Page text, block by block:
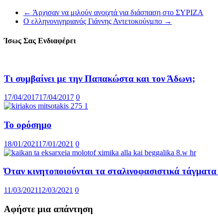
← Άρχισαν να μιλούν ανοιχτά για διάσπαση στο ΣΥΡΙΖΑ
Ο ελληνονιγηριανός Γιάννης Αντετοκούνμπο →
Ίσως Σας Ενδιαφέρει
Τι συμβαίνει με την Παπακώστα και τον Άδωνι;
17/04/201717/04/2017 0
Το ορόσημο
18/01/202117/01/2021 0
Όταν κινητοποιούνται τα σταλινοφασιστικά
11/03/202112/03/2021 0
Αφήστε μια απάντηση